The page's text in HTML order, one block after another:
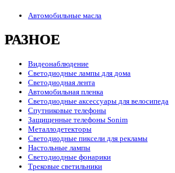
Автомобильные масла
РАЗНОЕ
Видеонаблюдение
Светодиодные лампы для дома
Светодиодная лента
Автомобильная пленка
Светодиодные аксессуары для велосипеда
Спутниковые телефоны
Защищенные телефоны Sonim
Металлодетекторы
Светодиодные пиксели для рекламы
Настольные лампы
Светодиодные фонарики
Трековые светильники